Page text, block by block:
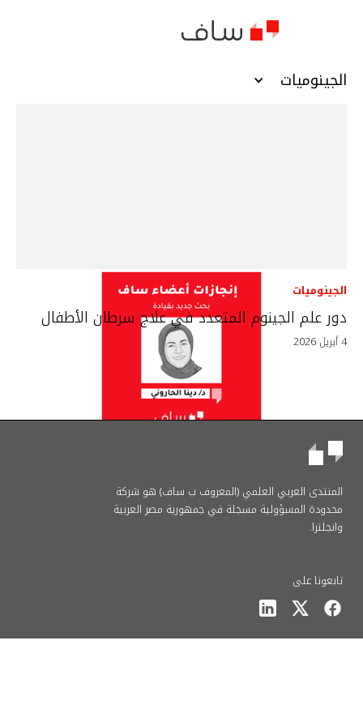
الجينوميات
الجينوميات
دور علم الجينوم المتعدد في علاج سرطان الأطفال
4 أبريل 2026
Next
المنتدى العربي العلمي (المعروف ب ساف) هو شركة
محدودة المسؤولية مسجلة في جمهورية مصر العربية
وانجلترا.
تابعونا على